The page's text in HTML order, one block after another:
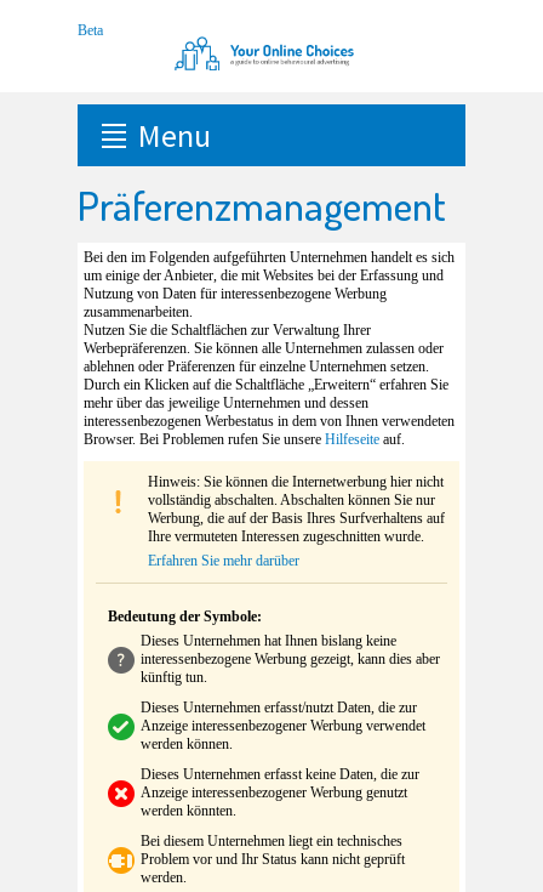
Menu
Präferenzmanagement
Bei den im Folgenden aufgeführten Unternehmen handelt es sich
um einige der Anbieter, die mit Websites bei der Erfassung und
Nutzung von Daten für interessenbezogene Werbung
zusammenarbeiten.
Nutzen Sie die Schaltflächen zur Verwaltung Ihrer
Werbepräferenzen. Sie können alle Unternehmen zulassen oder
ablehnen oder Präferenzen für einzelne Unternehmen setzen.
Durch ein Klicken auf die Schaltfläche „Erweitern“ erfahren Sie
mehr über das jeweilige Unternehmen und dessen
interessenbezogenen Werbestatus in dem von Ihnen verwendeten
Browser. Bei Problemen rufen Sie unsere Hilfeseite auf.
Hinweis: Sie können die Internetwerbung hier nicht
vollständig abschalten. Abschalten können Sie nur
Werbung, die auf der Basis Ihres Surfverhaltens auf
Ihre vermuteten Interessen zugeschnitten wurde.
Erfahren Sie mehr darüber
Bedeutung der Symbole:
Dieses Unternehmen hat Ihnen bislang keine
interessenbezogene Werbung gezeigt, kann dies aber
künftig tun.
Dieses Unternehmen erfasst/nutzt Daten, die zur
Anzeige interessenbezogener Werbung verwendet
werden können.
Dieses Unternehmen erfasst keine Daten, die zur
Anzeige interessenbezogener Werbung genutzt
werden könnten.
Bei diesem Unternehmen liegt ein technisches
Problem vor und Ihr Status kann nicht geprüft
werden.